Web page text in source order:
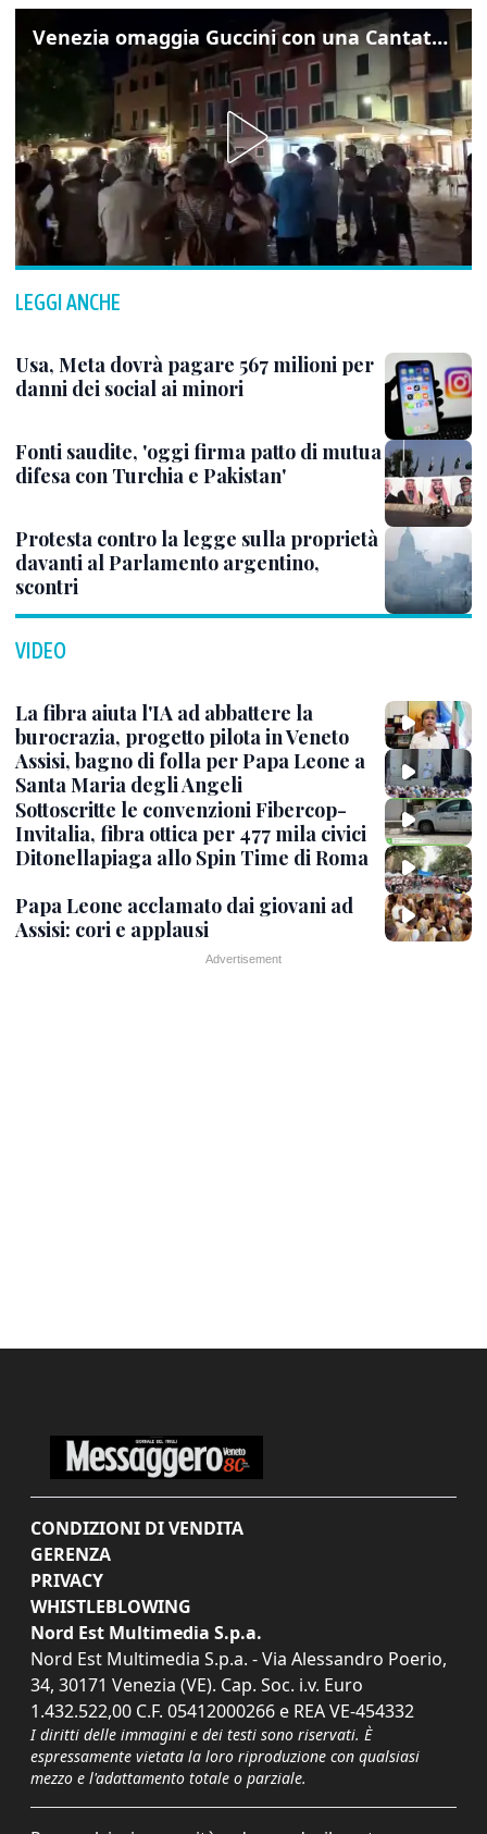
Venezia omaggia Guccini con una Cantata Anarchica in campo Santa Margherita
LEGGI ANCHE
Usa, Meta dovrà pagare 567 milioni per
danni dei social ai minori
Fonti saudite, 'oggi firma patto di mutua
difesa con Turchia e Pakistan'
Protesta contro la legge sulla proprietà
davanti al Parlamento argentino,
scontri
VIDEO
La fibra aiuta l'IA ad abbattere la
burocrazia, progetto pilota in Veneto
Assisi, bagno di folla per Papa Leone a
Santa Maria degli Angeli
Sottoscritte le convenzioni Fibercop-
Invitalia, fibra ottica per 477 mila civici
Ditonellapiaga allo Spin Time di Roma
Papa Leone acclamato dai giovani ad
Assisi: cori e applausi
CONDIZIONI DI VENDITA
GERENZA
PRIVACY
WHISTLEBLOWING
Nord Est Multimedia S.p.a.
Nord Est Multimedia S.p.a. - Via Alessandro Poerio,
34, 30171 Venezia (VE). Cap. Soc. i.v. Euro
1.432.522,00 C.F. 05412000266 e REA VE-454332
I diritti delle immagini e dei testi sono riservati. È
espressamente vietata la loro riproduzione con qualsiasi
mezzo e l'adattamento totale o parziale.